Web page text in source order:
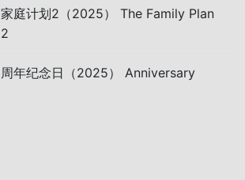
家庭计划2（2025） The Family Plan
2
周年纪念日（2025） Anniversary